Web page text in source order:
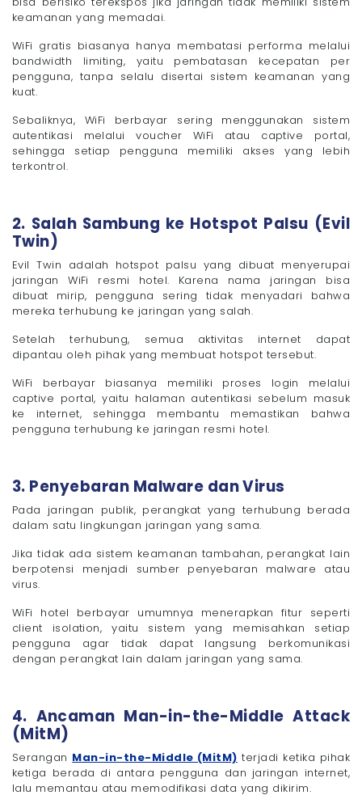
keamanan yang memadai.
WiFi gratis biasanya hanya membatasi performa melalui
bandwidth limiting, yaitu pembatasan kecepatan per
pengguna, tanpa selalu disertai sistem keamanan yang
kuat.
Sebaliknya, WiFi berbayar sering menggunakan sistem
autentikasi melalui voucher WiFi atau captive portal,
sehingga setiap pengguna memiliki akses yang lebih
terkontrol.
2. Salah Sambung ke Hotspot Palsu (Evil
Twin)
Evil Twin adalah hotspot palsu yang dibuat menyerupai
jaringan WiFi resmi hotel. Karena nama jaringan bisa
dibuat mirip, pengguna sering tidak menyadari bahwa
mereka terhubung ke jaringan yang salah.
Setelah terhubung, semua aktivitas internet dapat
dipantau oleh pihak yang membuat hotspot tersebut.
WiFi berbayar biasanya memiliki proses login melalui
captive portal, yaitu halaman autentikasi sebelum masuk
ke internet, sehingga membantu memastikan bahwa
pengguna terhubung ke jaringan resmi hotel.
3. Penyebaran Malware dan Virus
Pada jaringan publik, perangkat yang terhubung berada
dalam satu lingkungan jaringan yang sama.
Jika tidak ada sistem keamanan tambahan, perangkat lain
berpotensi menjadi sumber penyebaran malware atau
virus.
WiFi hotel berbayar umumnya menerapkan fitur seperti
client isolation, yaitu sistem yang memisahkan setiap
pengguna agar tidak dapat langsung berkomunikasi
dengan perangkat lain dalam jaringan yang sama.
4. Ancaman Man-in-the-Middle Attack
(MitM)
Serangan Man-in-the-Middle (MitM) terjadi ketika pihak
ketiga berada di antara pengguna dan jaringan internet,
lalu memantau atau memodifikasi data yang dikirim.